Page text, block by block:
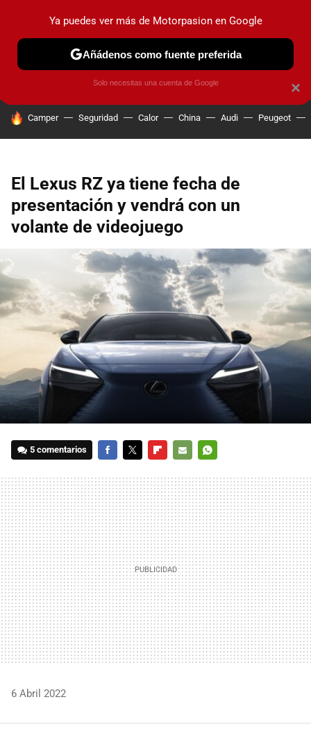
PRUEBAS COCHES ELÉCTRICOS OBSERVATORIO
HOY SE HABLA DE
Camper Seguridad Calor China Audi Peugeot
El Lexus RZ ya tiene fecha de
presentación y vendrá con un
volante de videojuego
5 comentarios
MAIL
6 Abril 2022
×
Ya puedes ver más de Motorpasion en Google
Añádenos como fuente preferida
Solo necesitas una cuenta de Google